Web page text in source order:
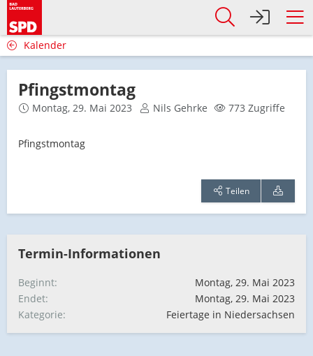
Kalender
Pfingstmontag
Montag, 29. Mai 2023 Nils Gehrke 773 Zugriffe
Pfingstmontag
Teilen
Termin-Informationen
Beginnt
Montag, 29. Mai 2023
Endet
Montag, 29. Mai 2023
Kategorie
Feiertage in Niedersachsen